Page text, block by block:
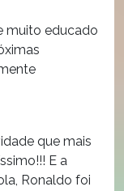
muito educado
que mais
E a
Ronaldo foi